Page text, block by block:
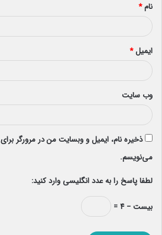
نام*
ایمیل*
وب‌ سایت
ذخیره نام، ایمیل و وبسایت من در مرورگر
می‌نویسم.
لطفا پاسخ را به عدد انگلیسی وارد کنید:
بیست − ۴ =